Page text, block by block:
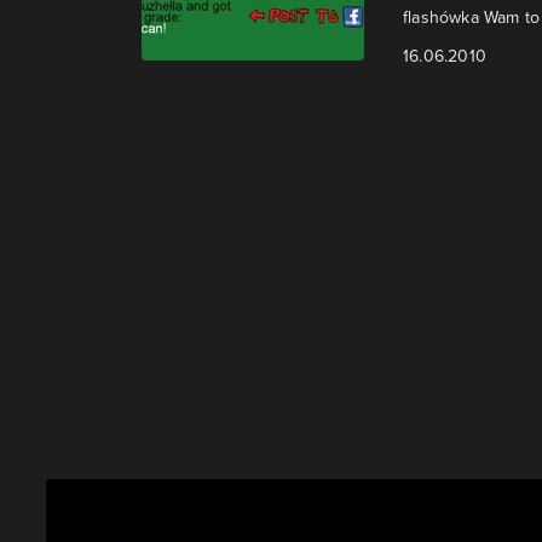
flashówka Wam
16.06.2010